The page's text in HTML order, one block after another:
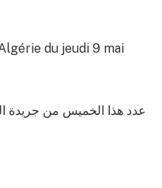
du jeudi 9 mai
عدد هذا الخميس من جريدة